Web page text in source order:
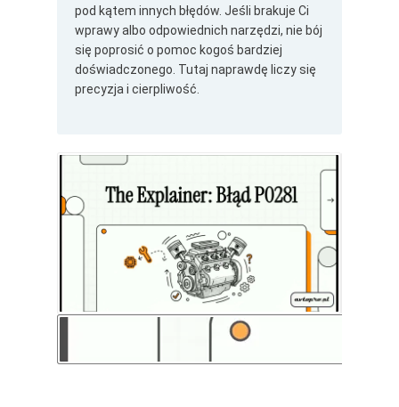
pod kątem innych błędów. Jeśli brakuje Ci
wprawy albo odpowiednich narzędzi, nie bój
się poprosić o pomoc kogoś bardziej
doświadczonego. Tutaj naprawdę liczy się
precyzja i cierpliwość.